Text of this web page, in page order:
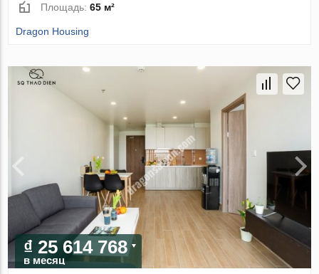
Площадь:65 м²
Dragon Housing
₫ 25 614 768
в месяц